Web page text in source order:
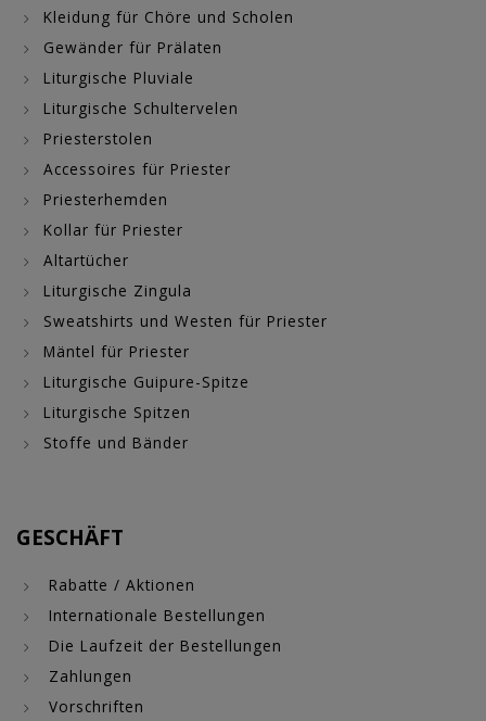
Kleidung für Chöre und Scholen
Gewänder für Prälaten
Liturgische Pluviale
Liturgische Schultervelen
Priesterstolen
Accessoires für Priester
Priesterhemden
Kollar für Priester
Altartücher
Liturgische Zingula
Sweatshirts und Westen für Priester
Mäntel für Priester
Liturgische Guipure-Spitze
Liturgische Spitzen
Stoffe und Bänder
GESCHÄFT
Rabatte / Aktionen
Internationale Bestellungen
Die Laufzeit der Bestellungen
Zahlungen
Vorschriften